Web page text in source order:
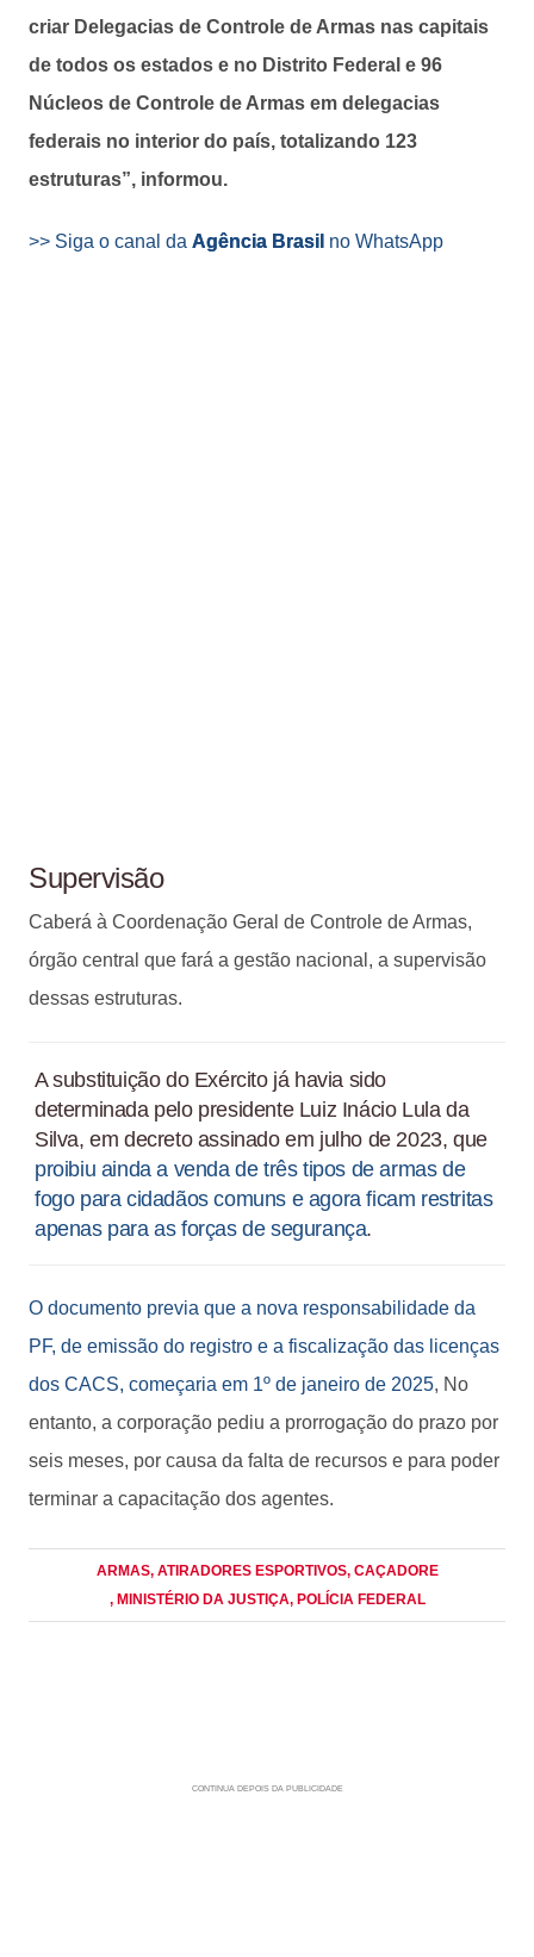
criar Delegacias de Controle de Armas nas capitais
de todos os estados e no Distrito Federal e 96
Núcleos de Controle de Armas em delegacias
federais no interior do país, totalizando 123
estruturas”, informou.
>> Siga o canal da Agência Brasil no WhatsApp
Supervisão
Caberá à Coordenação Geral de Controle de Armas,
órgão central que fará a gestão nacional, a supervisão
dessas estruturas.
A substituição do Exército já havia sido
determinada pelo presidente Luiz Inácio Lula da
Silva, em decreto assinado em julho de 2023, que
proibiu ainda a venda de três tipos de armas de
fogo para cidadãos comuns e agora ficam restritas
apenas para as forças de segurança.
O documento previa que a nova responsabilidade da
PF, de emissão do registro e a fiscalização das licenças
dos CACS, começaria em 1º de janeiro de 2025, No
entanto, a corporação pediu a prorrogação do prazo por
seis meses, por causa da falta de recursos e para poder
terminar a capacitação dos agentes.
ARMAS, ATIRADORES ESPORTIVOS, CAÇADORE
, MINISTÉRIO DA JUSTIÇA, POLÍCIA FEDERAL